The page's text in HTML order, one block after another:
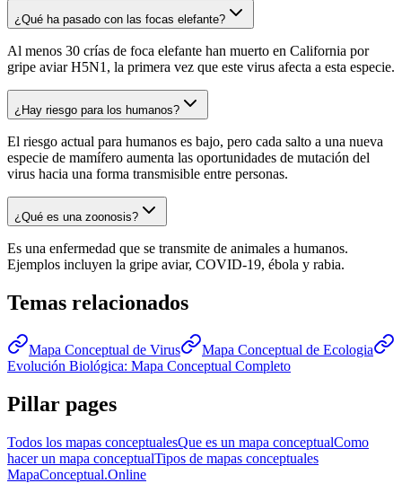
¿Qué ha pasado con las focas elefante?
Al menos 30 crías de foca elefante han muerto en California por
gripe aviar H5N1, la primera vez que este virus afecta a esta especie.
¿Hay riesgo para los humanos?
El riesgo actual para humanos es bajo, pero cada salto a una nueva
especie de mamífero aumenta las oportunidades de mutación del
virus hacia una forma transmisible entre personas.
¿Qué es una zoonosis?
Es una enfermedad que se transmite de animales a humanos.
Ejemplos incluyen la gripe aviar, COVID-19, ébola y rabia.
Temas relacionados
Mapa Conceptual de Virus
Mapa Conceptual de Ecologia
Evolución Biológica: Mapa Conceptual Completo
Pillar pages
Todos los mapas conceptualesQue es un mapa conceptualComo
hacer un mapa conceptualTipos de mapas conceptuales
MapaConceptual.Online